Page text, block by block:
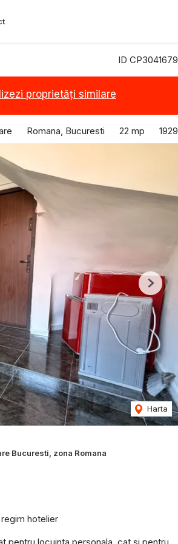
ID CP3041679
proprietăți similare
Romana, Bucuresti 22 mp 1929
Harta
Next
Bucuresti, zona Romana
hotelier